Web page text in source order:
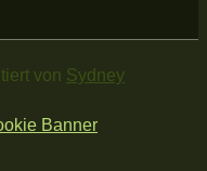
von Sydney
Banner